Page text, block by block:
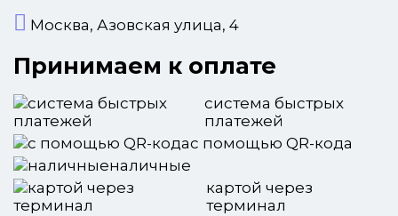
Москва, Азовская улица, 4
Принимаем к оплате
система быстрых
платежей
с помощью QR-кода
наличные
картой через
терминал